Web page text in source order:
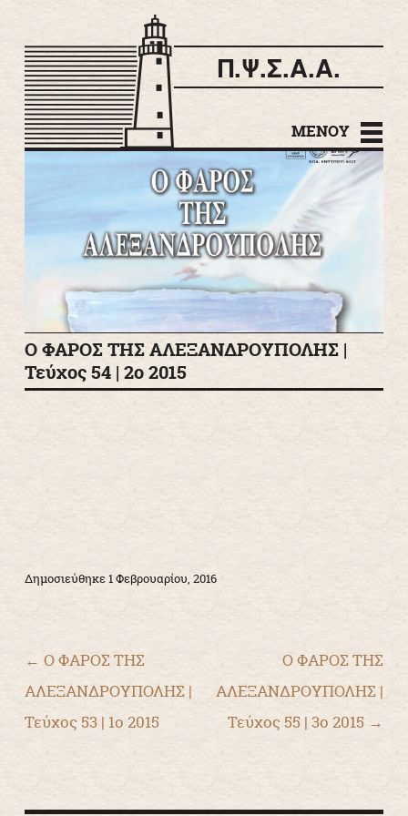
Π.Ψ.Σ.Α.Α.
ΜΕΝΟΎ
περιεχόμενο
Ο ΦΑΡΟΣ ΤΗΣ ΑΛΕΞΑΝΔΡΟΥΠΟΛΗΣ |
Τεύχος 54 | 2ο 2015
Δημοσιεύθηκε1 Φεβρουαρίου, 2016
Πλοήγηση άρθρων
← Ο ΦΑΡΟΣ ΤΗΣ
ΑΛΕΞΑΝΔΡΟΥΠΟΛΗΣ |
Τεύχος 53 | 1ο 2015
Ο ΦΑΡΟΣ ΤΗΣ
ΑΛΕΞΑΝΔΡΟΥΠΟΛΗΣ |
Τεύχος 55 | 3ο 2015 →